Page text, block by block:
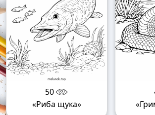
50
«Риба щука»